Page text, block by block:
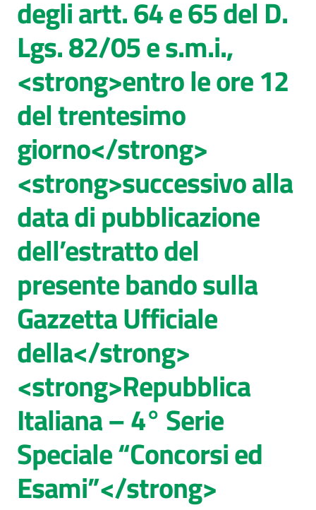
degli artt. 64 e 65 del D.
Lgs. 82/05 e s.m.i.,
<strong>entro le ore 12
del trentesimo
giorno</strong>
<strong>successivo alla
data di pubblicazione
dell’estratto del
presente bando sulla
Gazzetta Ufficiale
della</strong>
<strong>Repubblica
Italiana – 4° Serie
Speciale “Concorsi ed
Esami”</strong>